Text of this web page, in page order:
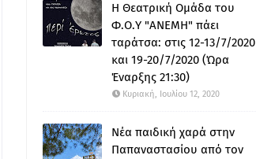
Η Θεατρική Ομάδα του
Φ.Ο.Υ "ΑΝΕΜΗ" πάει
ταράτσα: στις 12-13/7/2020
και 19-20/7/2020 (Ώρα
Έναρξης 21:30)
Κυριακή, Ιουλίου 12, 2020
Νέα παιδική χαρά στην
Παπαναστασίου από τον